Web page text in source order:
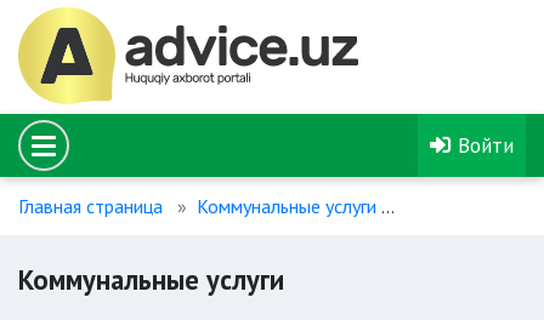
Войти
Главная страница Коммунальные услуги
Коммунальные услуги